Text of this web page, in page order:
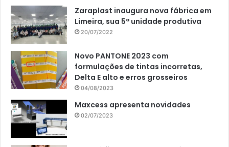
Zaraplast inaugura nova fábrica em
Limeira, sua 5ª unidade produtiva
20/07/2022
Novo PANTONE 2023 com
formulações de tintas incorretas,
Delta E alto e erros grosseiros
04/08/2023
Maxcess apresenta novidades
02/07/2023